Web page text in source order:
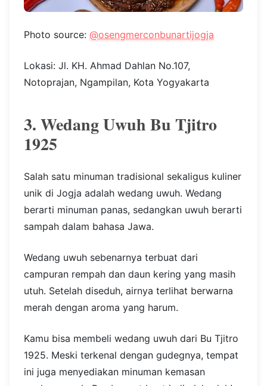
Photo source: @osengmerconbunartijogja
Lokasi: Jl. KH. Ahmad Dahlan No.107,
Notoprajan, Ngampilan, Kota Yogyakarta
3. Wedang Uwuh Bu Tjitro
1925
Salah satu minuman tradisional sekaligus kuliner
unik di Jogja adalah wedang uwuh. Wedang
berarti minuman panas, sedangkan uwuh berarti
sampah dalam bahasa Jawa.
Wedang uwuh sebenarnya terbuat dari
campuran rempah dan daun kering yang masih
utuh. Setelah diseduh, airnya terlihat berwarna
merah dengan aroma yang harum.
Kamu bisa membeli wedang uwuh dari Bu Tjitro
1925. Meski terkenal dengan gudegnya, tempat
ini juga menyediakan minuman kemasan